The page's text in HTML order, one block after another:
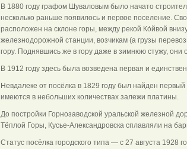
В 1880 году графом Шуваловым было начато
несколько раньше появилось и первое поселение.
расположен на склоне горы, между рекой Ко́йвой
железнодорожной станции, возчикам (а грузы
гору. Поднявшись же в гору даже в зимнюю стужу,
В 1912 году здесь была возведена первая и
Невдалеке от посёлка в 1829 году был найден
имеются в небольших количествах залежи платины.
До постройки Горнозаводской уральской железной
Тёплой Горы, Кусье-Александровска сплавляли на
Статус посёлка городского типа — с 27 августа 1928